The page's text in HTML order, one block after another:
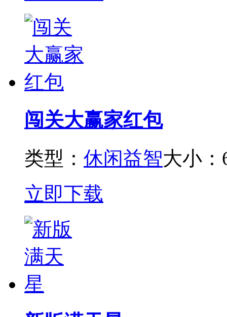
闯关大赢家红包
类型： 休闲益智大小：
立即下载